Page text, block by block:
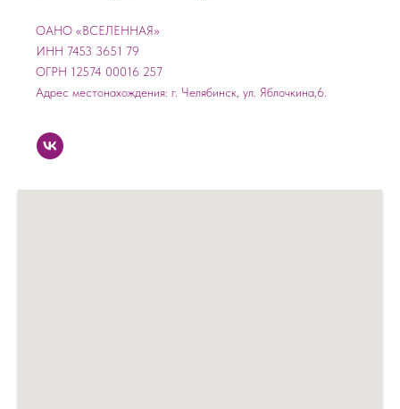
ОАНО «ВСЕЛЕННАЯ»
ИНН 7453 3651 79
ОГРН 12574 00016 257
Адрес местонахождения: г. Челябинск, ул. Яблочкина,6.